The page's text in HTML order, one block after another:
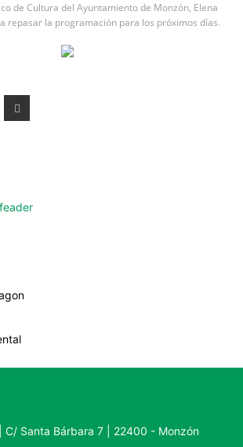
de Cultura del Ayuntamiento de Monzón, Elena
repasar la programación para los próximos días.
C/ Santa Bárbara 7 | 22400 - Monzón